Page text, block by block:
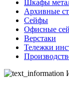
Шкафы
Архивные
Сейфы
Офисные
Верстаки
Тележки